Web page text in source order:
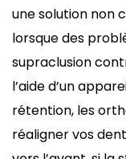
une solution non
lorsque des
supraclusion
l’aide d’un
rétention, les
réaligner vos